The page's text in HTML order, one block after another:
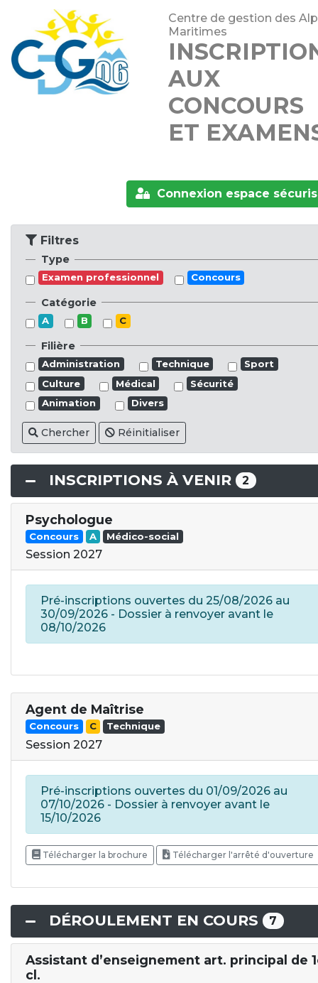
Centre de gestion des
Maritimes
AUX
CONCOURS
ET
Connexion espace
Filtres
Type
Examen professionnel Concours
Catégorie
A B C
Filière
Administration Technique
Sport
Culture
Médical
Sécurité
Animation
Divers
Chercher Réinitialiser
INSCRIPTIONS À VENIR 2
Psychologue
Concours A Médico-social
Session 2027
Pré-inscriptions ouvertes du 25/08/2026 au
30/09/2026 - Dossier à renvoyer avant le
08/10/2026
Agent de Maîtrise
Concours C Technique
Session 2027
Pré-inscriptions ouvertes du 01/09/2026 au
07/10/2026 - Dossier à renvoyer avant le
15/10/2026
Télécharger la brochure Télécharger l'arrêté d'ouverture
DÉROULEMENT EN COURS 7
Assistant d’enseignement art. principal de
cl.